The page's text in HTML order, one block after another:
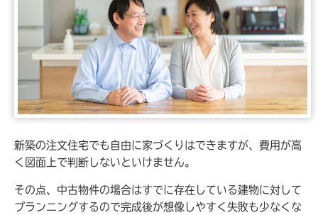
新築の注文住宅でも自由に家づくりはできますが、費用が高
く図面上で判断しないといけません。
その点、中古物件の場合はすでに存在している建物に対して
プランニングするので完成後が想像しやすく失敗も少なくな